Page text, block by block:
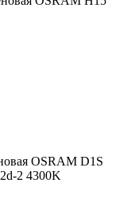
OSRAM D1S
2 4300K